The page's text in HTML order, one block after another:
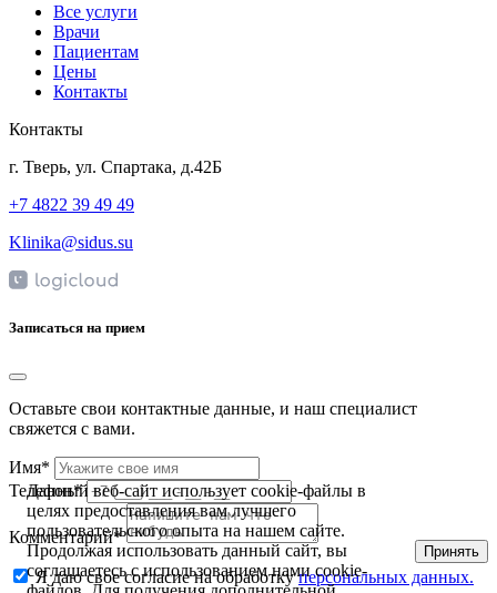
Все услуги
Врачи
Пациентам
Цены
Контакты
Контакты
г. Тверь, ул. Спартака, д.42Б
+7 4822 39 49 49
Klinika@sidus.su
Записаться на прием
Оставьте свои контактные данные, и наш специалист
свяжется с вами.
Имя*
Телефон*
Комментарий*
Я даю свое согласие на обработкуперсональных данных.
Данный веб-сайт использует cookie-файлы в
целях предоставления вам лучшего
пользовательского опыта на нашем сайте.
Продолжая использовать данный сайт, вы
соглашаетесь с использованием нами cookie-
Принять